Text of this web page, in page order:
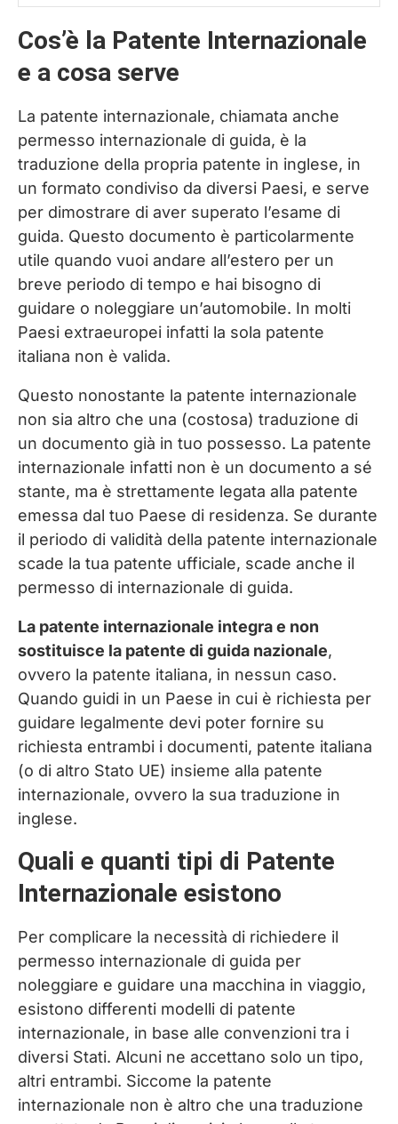
Cos’è la Patente Internazionale
e a cosa serve
La patente internazionale, chiamata anche
permesso internazionale di guida, è la
traduzione della propria patente in inglese, in
un formato condiviso da diversi Paesi, e serve
per dimostrare di aver superato l’esame di
guida. Questo documento è particolarmente
utile quando vuoi andare all’estero per un
breve periodo di tempo e hai bisogno di
guidare o noleggiare un’automobile. In molti
Paesi extraeuropei infatti la sola patente
italiana non è valida.
Questo nonostante la patente internazionale
non sia altro che una (costosa) traduzione di
un documento già in tuo possesso. La patente
internazionale infatti non è un documento a sé
stante, ma è strettamente legata alla patente
emessa dal tuo Paese di residenza. Se durante
il periodo di validità della patente internazionale
scade la tua patente ufficiale, scade anche il
permesso di internazionale di guida.
La patente internazionale integra e non
sostituisce la patente di guida nazionale,
ovvero la patente italiana, in nessun caso.
Quando guidi in un Paese in cui è richiesta per
guidare legalmente devi poter fornire su
richiesta entrambi i documenti, patente italiana
(o di altro Stato UE) insieme alla patente
internazionale, ovvero la sua traduzione in
inglese.
Quali e quanti tipi di Patente
Internazionale esistono
Per complicare la necessità di richiedere il
permesso internazionale di guida per
noleggiare e guidare una macchina in viaggio,
esistono differenti modelli di patente
internazionale, in base alle convenzioni tra i
diversi Stati. Alcuni ne accettano solo un tipo,
altri entrambi. Siccome la patente
internazionale non è altro che una traduzione